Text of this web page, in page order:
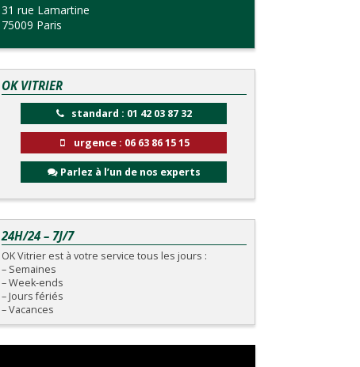
31 rue Lamartine
75009 Paris
OK VITRIER
standard : 01 42 03 87 32
urgence : 06 63 86 15 15
Parlez à l’un de nos experts
24H/24 – 7J/7
OK Vitrier est à votre service tous les jours :
– Semaines
– Week-ends
– Jours fériés
– Vacances